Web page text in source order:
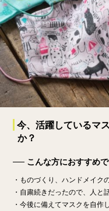
今、活躍しているマ
か？
こんな方におすすめ
・ものづくり、ハンドメイク
・自粛続きだったので、人と
・今後に備えてマスクを自作